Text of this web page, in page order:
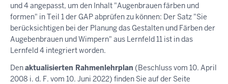
und 4 angepasst, um den Inhalt "Augenbrauen färben und
formen" in Teil 1 der GAP abprüfen zu können: Der Satz "Sie
berücksichtigen bei der Planung das Gestalten und Färben der
Augebenbrauen und Wimpern" aus Lernfeld 11 ist in das
Lernfeld 4 integriert worden.
Denaktualisierten Rahmenlehrplan (Beschluss vom 10. April
2008 i. d. F. vom 10. Juni 2022) finden Sie auf der Seite